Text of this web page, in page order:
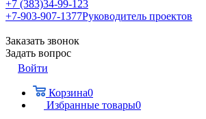
+7 (383)34-99-123
+7-903-907-1377Руководитель проектов
Заказать звонок
Задать вопрос
Войти
Корзина0
Избранные товары0